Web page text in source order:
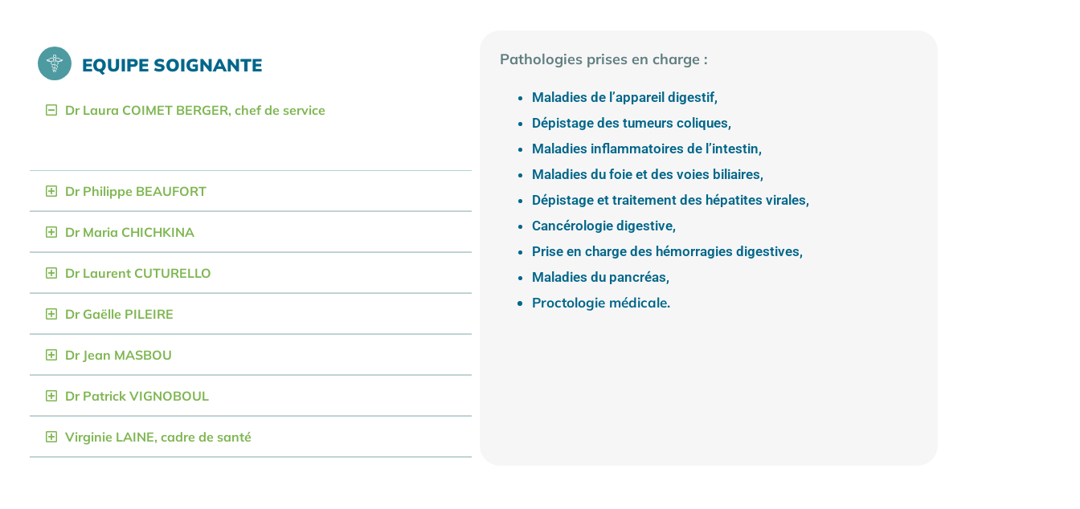
EQUIPE SOIGNANTE
Dr Laura COIMET BERGER, chef de service
Dr Philippe BEAUFORT
Dr Maria CHICHKINA
Dr Laurent CUTURELLO
Dr Gaëlle PILEIRE
Dr Jean MASBOU
Dr Patrick VIGNOBOUL
Virginie LAINE, cadre de santé
Pathologies prises en charge :
Maladies de l’appareil digestif,
Dépistage des tumeurs coliques,
Maladies inflammatoires de l’intestin,
Maladies du foie et des voies biliaires,
Dépistage et traitement des hépatites virales,
Cancérologie digestive,
Prise en charge des hémorragies digestives,
Maladies du pancréas,
Proctologie médicale.